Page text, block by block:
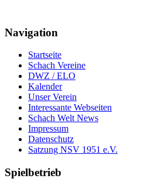
Navigation
Startseite
Schach Vereine
DWZ / ELO
Kalender
Unser Verein
Interessante Webseiten
Schach Welt News
Impressum
Datenschutz
Satzung NSV 1951 e.V.
Spielbetrieb